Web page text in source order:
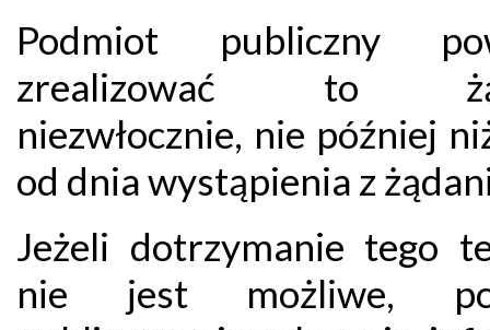
Podmiot publiczny
zrealizować to
niezwłocznie, nie później
od dnia wystąpienia z
Jeżeli dotrzymanie tego
nie jest możliwe,